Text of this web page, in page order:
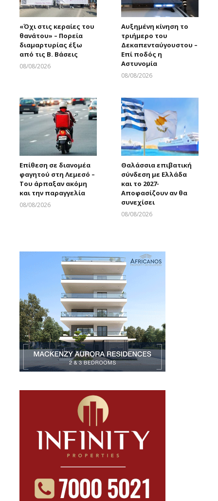
«Όχι στις κεραίες του
θανάτου» – Πορεία
διαμαρτυρίας έξω
από τις Β. Βάσεις
08/08/2026
Αυξημένη κίνηση το
τριήμερο του
Δεκαπενταύγουστου –
Επί ποδός η
Αστυνομία
08/08/2026
Επίθεση σε διανομέα
φαγητού στη Λεμεσό –
Του άρπαξαν ακόμη
και την παραγγελία
08/08/2026
Θαλάσσια επιβατική
σύνδεση με Ελλάδα
και το 2027-
Αποφασίζουν αν θα
συνεχίσει
08/08/2026